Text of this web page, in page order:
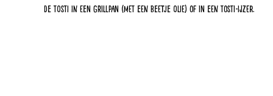
de tosti in een grillpan (met een beetje olie) of in een tosti-ijzer.